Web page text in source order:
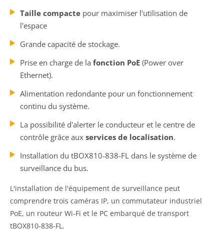
Taille compacte pour maximiser l'utilisation de
l'espace
Grande capacité de stockage.
Prise en charge de la fonction PoE (Power over
Ethernet).
Alimentation redondante pour un fonctionnement
continu du système.
La possibilité d'alerter le conducteur et le centre de
contrôle grâce aux services de localisation.
Installation du tBOX810-838-FL dans le système de
surveillance du bus.
L'installation de l'équipement de surveillance peut
comprendre trois caméras IP, un commutateur industriel
PoE, un routeur Wi-Fi et le PC embarqué de transport
tBOX810-838-FL.